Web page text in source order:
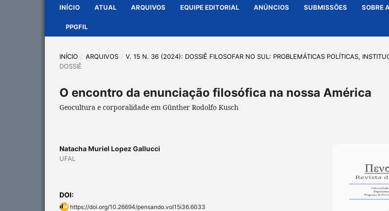
INÍCIO ATUAL ARQUIVOS EQUIPE EDITORIAL ANÚNCIOS SUBMISSÕES SOBRE
PPGFIL
INÍCIO / ARQUIVOS / V. 15 N. 36 (2024): DOSSIÊ FILOSOFAR NO SUL: PROBLEMÁTICAS POLÍTICAS,
DOSSIÊ
O encontro da enunciação filosófica na nossa América
Geocultura e corporalidade em Günther Rodolfo Kusch
Natacha Muriel Lopez Gallucci
UFAL
DOI:
https://doi.org/10.26694/pensando.vol15i36.6033